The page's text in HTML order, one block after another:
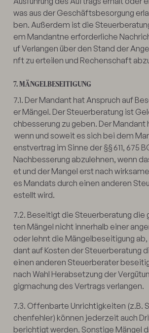
was aus der Geschäftsbesorgung
ben. Außerdem ist die
em Mandantne erforderliche
uf Verlangen über den Stand der
nft zu erteilen und Rechenschaft
7. MÄNGELBESEITIGUNG
7.1. Der Mandant hat Anspruch auf
er Mängel. Der Steuerberatung ist
chbesserung zu geben. Der Mandant
wenn und soweit es sich bei dem
enstvertrag im Sinne der §§ 611, 675
Nachbesserung abzulehnen, wenn
et und der Mangel erst nach
es Mandats durch einen anderen
estellt wird.
7.2. Beseitigt die Steuerberatung die
ten Mängel nicht innerhalb einer
oder lehnt die Mängelbeseitigung ab,
dant auf Kosten der Steuerberatung
einen anderen Steuerberater
nach Wahl Herabsetzung der
gigmachung des Vertrags verlangen.
7.3. Offenbarte Unrichtigkeiten (z.B.
chenfehler) können jederzeit auch
berichtigt werden. Sonstige Mängel